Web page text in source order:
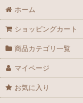
ホーム
ショッピングカート
商品カテゴリ一覧
マイページ
お気に入り